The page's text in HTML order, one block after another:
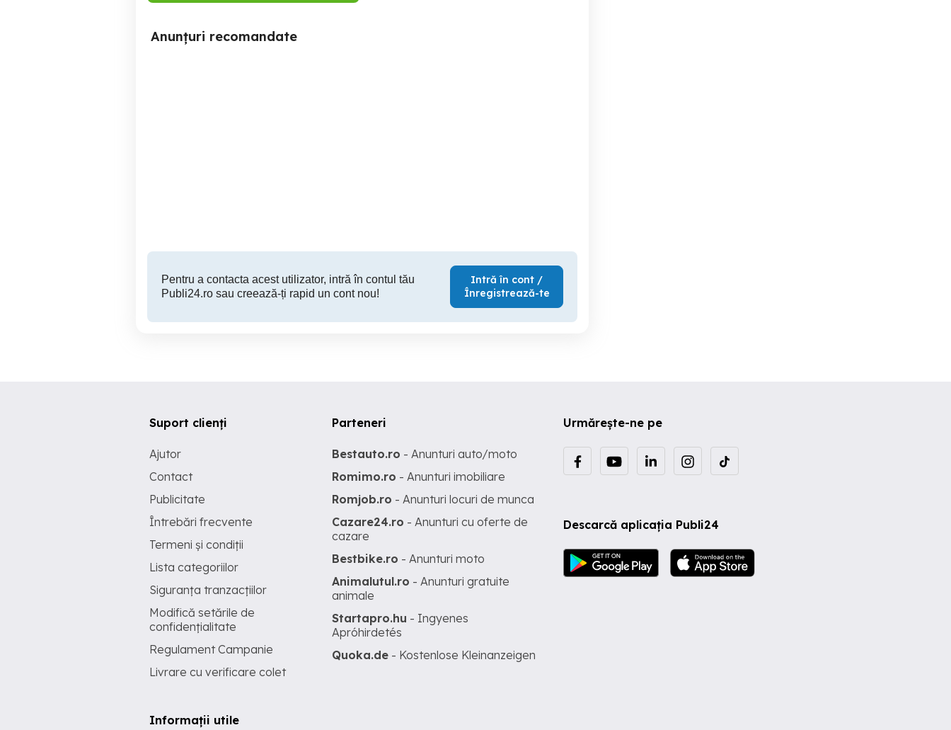
Anunțuri recomandate
Pentru a contacta acest utilizator, intră în contul tău
Publi24.ro sau creează-ți rapid un cont nou!
Intră în cont /
Înregistrează-te
Urmărește-ne pe
Descarcă aplicația Publi24
Suport clienți
Ajutor
Contact
Publicitate
Întrebări frecvente
Termeni și condiții
Lista categoriilor
Siguranța tranzacțiilor
Modifică setările de
confidențialitate
Regulament Campanie
Livrare cu verificare colet
Informații utile
Parteneri
Bestauto.ro - Anunturi auto/moto
Romimo.ro - Anunturi imobiliare
Romjob.ro - Anunturi locuri de munca
Cazare24.ro - Anunturi cu oferte de
cazare
Bestbike.ro - Anunturi moto
Animalutul.ro - Anunturi gratuite
animale
Startapro.hu - Ingyenes
Apróhirdetés
Quoka.de - Kostenlose Kleinanzeigen